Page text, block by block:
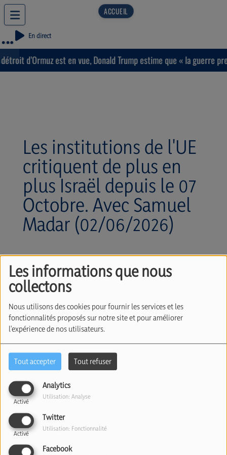
Les informations que nous
collectons
Nous utilisons des cookies pour fournir les services et les
fonctionnalités proposés sur notre site et pour améliorer
l'expérience de nos utilisateurs.
Tout accepter Tout refuser
Analytics
Activé
Utilisation: Analyse
Twitter
Activé
Utilisation: Fonctionnalité
Facebook
En direct
d’Ormuz est en vue, Donald Trump estime que « la guerre
Les institutions de l'UE
critiquent de plus en
plus Israël depuis le 07
Octobre. Avec Samuel
Madar (02/06/2026)
02 juin 2026
Écouter le podcast
L’Union Européenne prend à nouveau des
et, dans le même temps, contre des organisations
ou des habitants basés en Judée-Samarie.